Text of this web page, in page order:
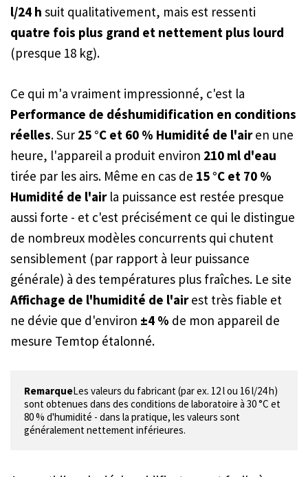
l/24 h suit qualitativement, mais est ressenti
quatre fois plus grand et nettement plus lourd
(presque 18 kg).
Ce qui m'a vraiment impressionné, c'est la
Performance de déshumidification en conditions
réelles. Sur 25 °C et 60 % Humidité de l'airen une
heure, l'appareil a produit environ 210 ml d'eau
tirée par les airs. Même en cas de 15 °C et 70 %
Humidité de l'airla puissance est restée presque
aussi forte - et c'est précisément ce qui le distingue
de nombreux modèles concurrents qui chutent
sensiblement (par rapport à leur puissance
générale) à des températures plus fraîches. Le site
Affichage de l'humidité de l'airest très fiable et
ne dévie que d'environ ±4 % de mon appareil de
mesure Temtop étalonné.
RemarqueLes valeurs du fabricant (par ex. 12 l ou 16 l/24 h)
sont obtenues dans des conditions de laboratoire à 30 °C et
80 % d'humidité - dans la pratique, les valeurs sont
généralement nettement inférieures.